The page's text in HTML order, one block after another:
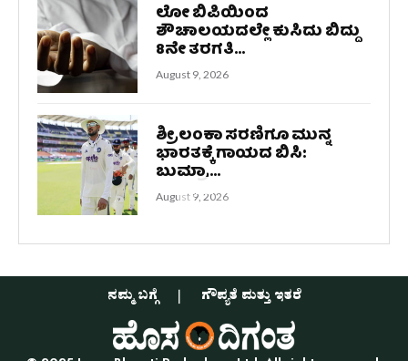
ಲೋ ಬಿಪಿಯಿಂದ
ಶೌಚಾಲಯದಲ್ಲೇ ಕುಸಿದು ಬಿದ್ದು
8ನೇ ತರಗತಿ...
August 9, 2026
ಶ್ರೀಲಂಕಾ ಸರಣಿಗೂ ಮುನ್ನ
ಭಾರತಕ್ಕೆ ಗಾಯದ ಬಿಸಿ:
ಬುಮ್ರಾ...
August 9, 2026
ನಮ್ಮ ಬಗ್ಗೆ ಗೌಪ್ಯತೆ ಮತ್ತು ಇತರೆ